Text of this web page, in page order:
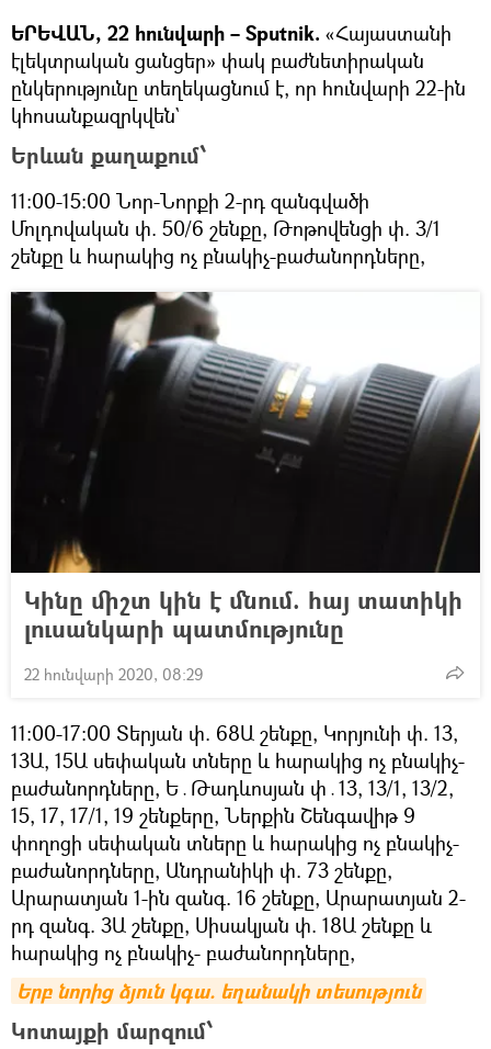
ԵՐԵՎԱՆ, 22 հունվարի – Sputnik. «Հայաստանի
էլեկտրական ցանցեր» փակ բաժնետիրական
ընկերությունը տեղեկացնում է, որ հունվարի 22-ին
կհոսանքազրկվեն`
Երևան քաղաքում՝
11։00-15։00 Նոր-Նորքի 2-րդ զանգվածի
Մոլդովական փ. 50/6 շենքը, Թոթովենցի փ. 3/1
շենքը և հարակից ոչ բնակիչ-բաժանորդները,
Կինը միշտ կին է մնում. հայ տատիկի
լուսանկարի պատմությունը
22 հունվարի 2020, 08:29
11։00-17։00 Տերյան փ. 68Ա շենքը, Կորյունի փ. 13,
13Ա, 15Ա սեփական տները և հարակից ոչ բնակիչ-
բաժանորդները, Ե․Թադևոսյան փ․13, 13/1, 13/2,
15, 17, 17/1, 19 շենքերը, Ներքին Շենգավիթ 9
փողոցի սեփական տները և հարակից ոչ բնակիչ-
բաժանորդները, Անդրանիկի փ. 73 շենքը,
Արարատյան 1-ին զանգ. 16 շենքը, Արարատյան 2-
րդ զանգ. 3Ա շենքը, Սիսակյան փ. 18Ա շենքը և
հարակից ոչ բնակիչ- բաժանորդները,
Երբ նորից ձյուն կգա. եղանակի տեսություն
Կոտայքի մարզում՝